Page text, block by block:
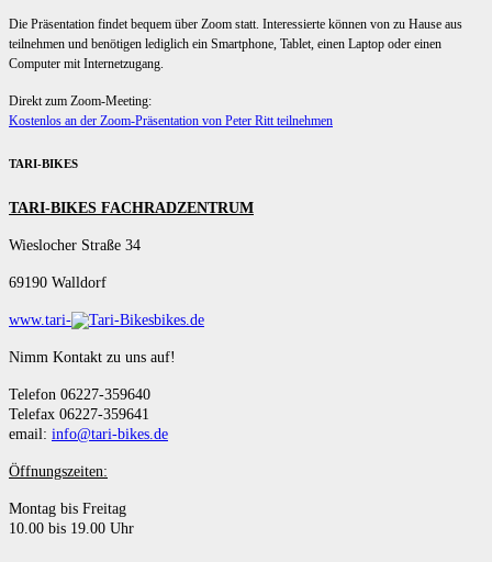
Die Präsentation findet bequem über Zoom statt. Interessierte können von zu Hause aus
teilnehmen und benötigen lediglich ein Smartphone, Tablet, einen Laptop oder einen
Computer mit Internetzugang.
Direkt zum Zoom-Meeting:
Kostenlos an der Zoom-Präsentation von Peter Ritt teilnehmen
TARI-BIKES
TARI-BIKES FACHRADZENTRUM
Wieslocher Straße 34
69190 Walldorf
www.tari- bikes.de
Nimm Kontakt zu uns auf!
Telefon 06227-359640
Telefax 06227-359641
email: info@tari-bikes.de
Öffnungszeiten:
Montag bis Freitag
10.00 bis 19.00 Uhr